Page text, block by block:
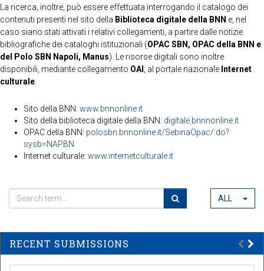
La ricerca, inoltre, può essere effettuata interrogando il catalogo dei
contenuti presenti nel sito della Biblioteca digitale della BNN e, nel
caso siano stati attivati i relativi collegamenti, a partire dalle notizie
bibliografiche dei cataloghi istituzionali (OPAC SBN, OPAC della BNN e
del Polo SBN Napoli, Manus). Le risorse digitali sono inoltre
disponibili, mediante collegamento OAI , al portale nazionale Internet
culturale
Sito della BNN: www.bnnonline.it
Sito della biblioteca digitale della BNN: digitale.bnnnonline.it
OPAC della BNN: polosbn.bnnonline.it/SebinaOpac/.do?
sysb=NAPBN
Internet culturale: www.internetculturale.it
ALL
RECENT SUBMISSIONS